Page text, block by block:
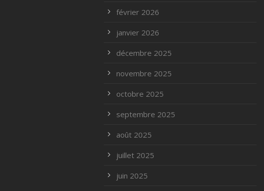
février 2026
janvier 2026
décembre 2025
novembre 2025
octobre 2025
septembre 2025
août 2025
juillet 2025
juin 2025